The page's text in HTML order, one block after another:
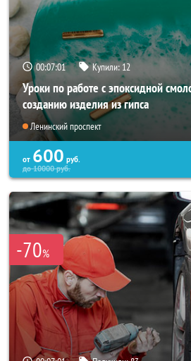
00:06:58 Купили: 12
Уроки по работе с эпоксидной
созданию изделия из гипса
Ленинский проспект
от 600 руб.
до10000руб.
-70%